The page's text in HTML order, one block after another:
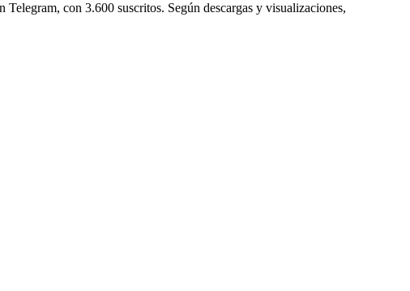
con 3.600 suscritos. Según descargas y visualizaciones,